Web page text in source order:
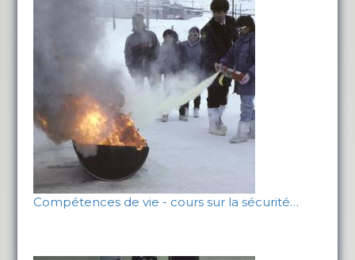
Compétences de vie - cours sur la sécurité…